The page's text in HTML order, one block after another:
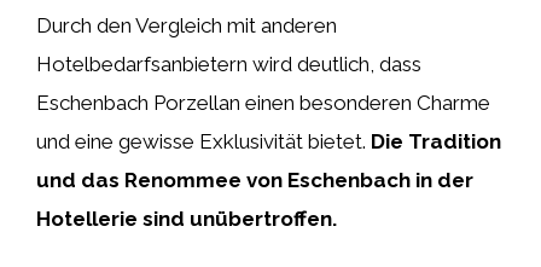
Durch den Vergleich mit anderen
Hotelbedarfsanbietern wird deutlich, dass
Eschenbach Porzellan einen besonderen Charme
und eine gewisse Exklusivität bietet. Die Tradition
und das Renommee von Eschenbach in der
Hotellerie sind unübertroffen.